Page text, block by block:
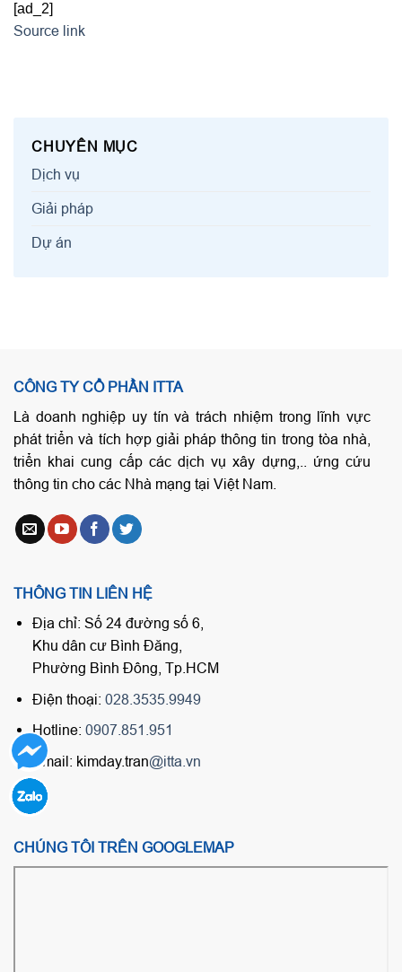
[ad_2]
Source link
CHUYÊN MỤC
Dịch vụ
Giải pháp
Dự án
CÔNG TY CỔ PHẦN ITTA
Là doanh nghiệp uy tín và trách nhiệm trong lĩnh vực
phát triển và tích hợp giải pháp thông tin trong tòa nhà,
triển khai cung cấp các dịch vụ xây dựng,.. ứng cứu
thông tin cho các Nhà mạng tại Việt Nam.
THÔNG TIN LIÊN HỆ
Địa chỉ: Số 24 đường số 6,
Khu dân cư Bình Đăng,
Phường Bình Đông, Tp.HCM
Điện thoại: 028.3535.9949
Hotline: 0907.851.951
Email: kimday.tran@itta.vn
CHÚNG TÔI TRÊN GOOGLEMAP